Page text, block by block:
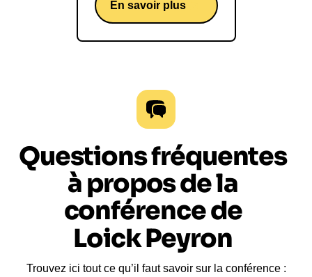
En savoir plus
Questions fréquentes
à propos de la
conférence de
Loick Peyron
Trouvez ici tout ce qu’il faut savoir sur la conférence :